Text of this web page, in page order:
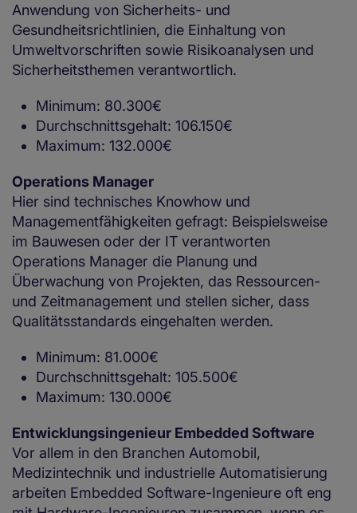
Anwendung von Sicherheits- und
Gesundheitsrichtlinien, die Einhaltung von
Umweltvorschriften sowie Risikoanalysen und
Sicherheitsthemen verantwortlich.
Minimum: 80.300€
Durchschnittsgehalt: 106.150€
Maximum: 132.000€
Operations Manager
Hier sind technisches Knowhow und
Managementfähigkeiten gefragt: Beispielsweise
im Bauwesen oder der IT verantworten
Operations Manager die Planung und
Überwachung von Projekten, das Ressourcen-
und Zeitmanagement und stellen sicher, dass
Qualitätsstandards eingehalten werden.
Minimum: 81.000€
Durchschnittsgehalt: 105.500€
Maximum: 130.000€
Entwicklungsingenieur Embedded Software
Vor allem in den Branchen Automobil,
Medizintechnik und industrielle Automatisierung
arbeiten Embedded Software-Ingenieure oft eng